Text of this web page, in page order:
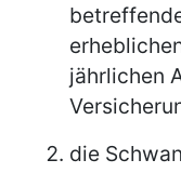
jährlichen
die